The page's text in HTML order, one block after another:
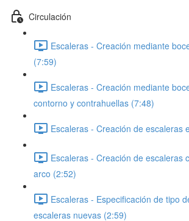
Circulación
Escaleras - Creación mediante
(7:59)
Escaleras - Creación mediante
contorno y contrahuellas (7:48)
Escaleras - Creación de escaleras
Escaleras - Creación de escaleras
arco (2:52)
Escaleras - Especificación de tipo
escaleras nuevas (2:59)